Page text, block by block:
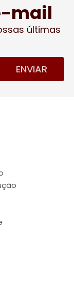
mail
últimas
ENVIAR